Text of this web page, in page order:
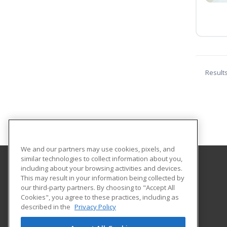
Southeast Arkansas College
1900 Hazel
Pine Bluff, AR 71603 US
We and our partners may use cookies, pixels, and
similar technologies to collect information about you,
including about your browsing activities and devices.
This may result in your information being collected by
our third-party partners. By choosing to "Accept All
Cookies", you agree to these practices, including as
described in the Privacy Policy